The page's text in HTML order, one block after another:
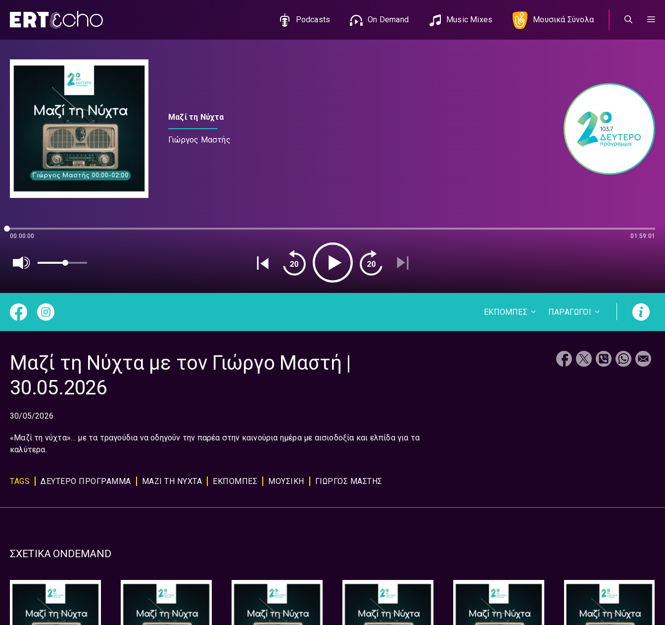
περιεχόμενο
Podcasts On Demand Music Mixes Μουσικά Σύνολα
Μαζί τη Νύχτα
Γιώργος Μαστής
00:00:00 01:59:01
ΕΚΠΟΜΠΕΣ ΠΑΡΑΓΩΓΟΙ
Μαζί τη Νύχτα με τον Γιώργο Μαστή |
30.05.2026
30/05/2026
«Μαζί τη νύχτα»… με τα τραγούδια να οδηγούν την παρέα στην καινούρια ημέρα με αισιοδοξία και ελπίδα για τα
καλύτερα.
TAGS ΔΕΥΤΕΡΟ ΠΡΟΓΡΑΜΜΑ ΜΑΖΙ ΤΗ ΝΥΧΤΑ ΕΚΠΟΜΠΈΣ ΜΟΥΣΙΚΉ ΓΙΩΡΓΟΣ ΜΑΣΤΗΣ
ΣΧΕΤΙΚΑ ONDEMAND